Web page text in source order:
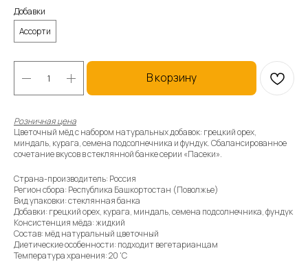
Добавки
Ассорти
В корзину
Розничная цена
Цветочный мёд с набором натуральных добавок: грецкий орех,
миндаль, курага, семена подсолнечника и фундук. Сбалансированное
сочетание вкусов в стеклянной банке серии «Пасеки».
Страна-производитель: Россия
Регион сбора: Республика Башкортостан (Поволжье)
Вид упаковки: стеклянная банка
Добавки: грецкий орех, курага, миндаль, семена подсолнечника, фундук
Консистенция мёда: жидкий
Состав: мёд натуральный цветочный
Диетические особенности: подходит вегетарианцам
Температура хранения: 20 'C